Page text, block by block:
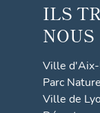
ILS
NOUS
Ville
Parc
Ville de